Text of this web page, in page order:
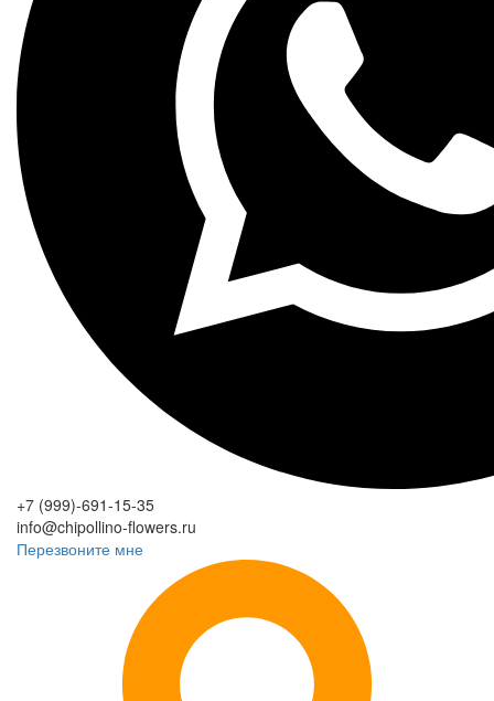
+7 (999)-691-15-35
info@chipollino-flowers.ru
Перезвоните мне